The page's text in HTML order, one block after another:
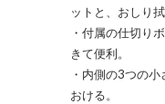
ットと、おしり
・付属の仕切り
きて便利。
・内側の3つの
おける。